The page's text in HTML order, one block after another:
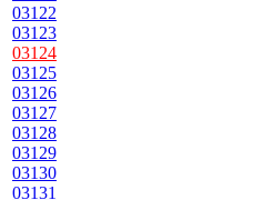
03122
03123
03124
03125
03126
03127
03128
03129
03130
03131